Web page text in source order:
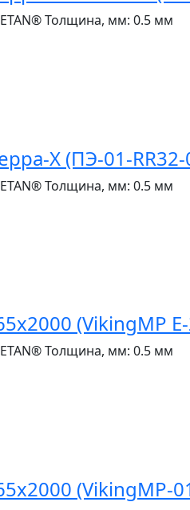
Толщина, мм: 0.5 мм
X (ПЭ-01-RR32-
Толщина, мм: 0.5 мм
(VikingMP
Толщина, мм: 0.5 мм
(VikingMP-